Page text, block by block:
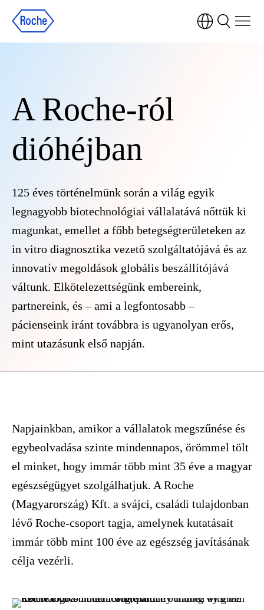
A Roche-ról
dióhéjban
125 éves történelmünk során a világ egyik
legnagyobb biotechnológiai vállalatává nőttük ki
magunkat, emellet a főbb betegségterületeken az
in vitro diagnosztika vezető szolgáltatójává és az
innovatív megoldások globális beszállítójává
váltunk. Elkötelezettségünk embereink,
partnereink, és – ami a legfontosabb –
pácienseink iránt továbbra is ugyanolyan erős,
mint utazásunk első napján.
Napjainkban, amikor a vállalatok megszűnése és
egybeolvadása szinte mindennapos, örömmel tölt
el minket, hogy immár több mint 35 éve a magyar
egészségügyet szolgálhatjuk. A Roche
(Magyarország) Kft. a svájci, családi tulajdonban
lévő Roche-csoport tagja, amelynek kutatásait
immár több mint 100 éve az egészség javításának
célja vezérli.